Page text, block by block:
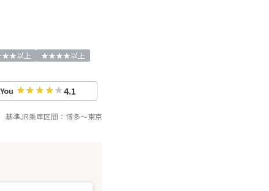
以上
★★★★以上
4.1
基準JR乗車区間： 博多～東京